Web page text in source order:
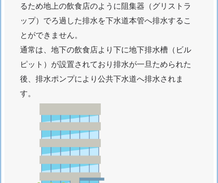
水
道
ブ
ル
対
応
るため地上の飲食店のように阻集器（グリストラ
ップ）でろ過した排水を下水道本管へ排水するこ
とができません。
通常は、地下の飲食店より下に地下排水槽（ビル
ピット）が設置されており排水が一旦ためられた
後、排水ポンプにより公共下水道へ排水されま
す。